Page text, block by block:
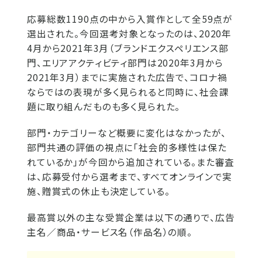
応募総数1190点の中から入賞作として全59点が
選出された。今回選考対象となったのは、2020年
4月から2021年3月（ブランドエクスペリエンス部
門、エリアアクティビティ部門は2020年3月から
2021年3月）までに実施された広告で、コロナ禍
ならではの表現が多く見られると同時に、社会課
題に取り組んだものも多く見られた。
部門・カテゴリーなど概要に変化はなかったが、
部門共通の評価の視点に「社会的多様性は保た
れているか」が今回から追加されている。また審査
は、応募受付から選考まで、すべてオンラインで実
施、贈賞式の休止も決定している。
最高賞以外の主な受賞企業は以下の通りで、広告
主名／商品・サービス名（作品名）の順。